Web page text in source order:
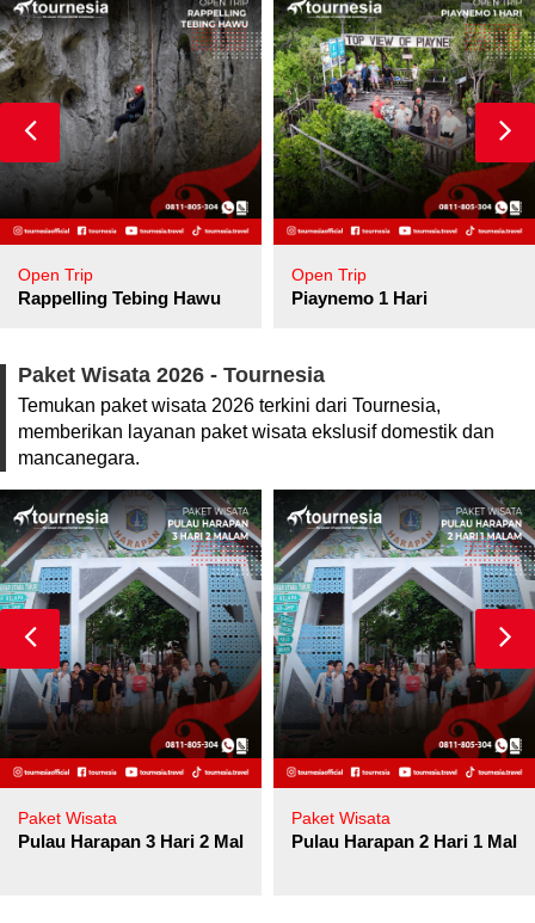
Open Trip
Rappelling Tebing Hawu
Open Trip
Piaynemo 1 Hari
Paket Wisata 2026 - Tournesia
Temukan paket wisata 2026 terkini dari Tournesia,
memberikan layanan paket wisata ekslusif domestik dan
mancanegara.
Paket Wisata
Pulau Harapan 3 Hari 2 Malam
Paket Wisata
Pulau Harapan 2 Hari 1